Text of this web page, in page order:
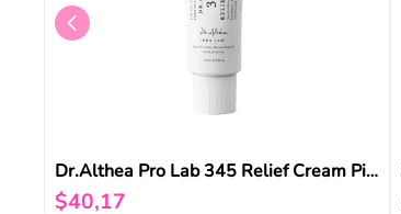
Dr.Althea Pro Lab 345 Relief Cream Piel Normal 50ml
$40,17